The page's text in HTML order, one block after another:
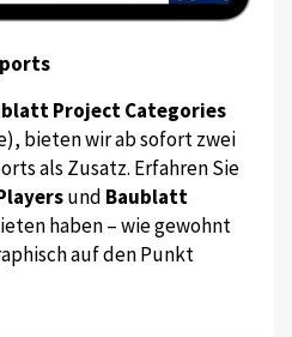
Project Categories
bieten wir ab sofort zwei
als Zusatz. Erfahren Sie
und Baublatt
haben – wie gewohnt
auf den Punkt